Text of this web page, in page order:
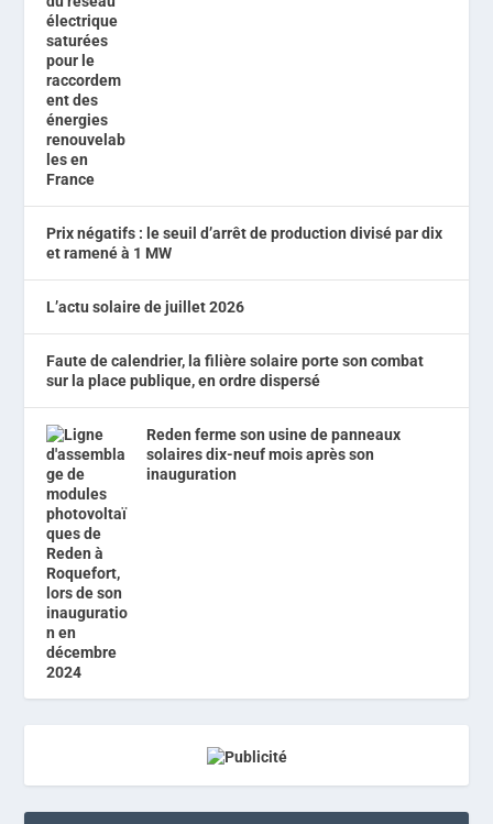
Prix négatifs : le seuil d’arrêt de production divisé par dix
et ramené à 1 MW
L’actu solaire de juillet 2026
Faute de calendrier, la filière solaire porte son combat
sur la place publique, en ordre dispersé
Reden ferme son usine de panneaux
solaires dix-neuf mois après son
inauguration